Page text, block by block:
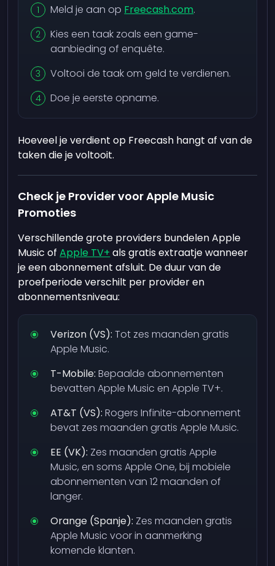
Meld je aan op Freecash.com.
Kies een taak zoals een game-
aanbieding of enquête.
Voltooi de taak om geld te verdienen.
Doe je eerste opname.
Hoeveel je verdient op Freecash hangt af van de
taken die je voltooit.
Check je Provider voor Apple Music
Promoties
Verschillende grote providers bundelen Apple
Music ofApple TV+ als gratis extraatje wanneer
je een abonnement afsluit. De duur van de
proefperiode verschilt per provider en
abonnementsniveau:
Verizon (VS): Tot zes maanden gratis
Apple Music.
T-Mobile: Bepaalde abonnementen
bevatten Apple Music en Apple TV+.
AT&T (VS): Rogers Infinite-abonnement
bevat zes maanden gratis Apple Music.
EE (VK): Zes maanden gratis Apple
Music, en soms Apple One, bij mobiele
abonnementen van 12 maanden of
langer.
Orange (Spanje): Zes maanden gratis
Apple Music voor in aanmerking
komende klanten.